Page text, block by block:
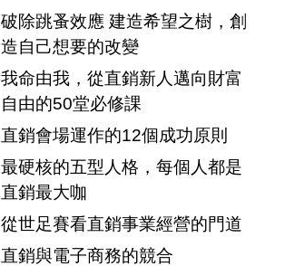
破除跳蚤效應 建造希望之樹，創
造自己想要的改變
我命由我，從直銷新人邁向財富
自由的50堂必修課
直銷會場運作的12個成功原則
最硬核的五型人格，每個人都是
直銷最大咖
從世足賽看直銷事業經營的門道
直銷與電子商務的競合